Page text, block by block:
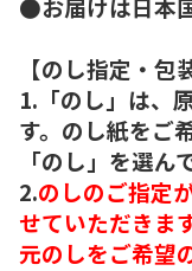
●お届けは日本
【のし指定・包
1.「のし」は、
す。のし紙をご
「のし」を選ん
2.のしのご指定
せていただきま
元のしをご希望